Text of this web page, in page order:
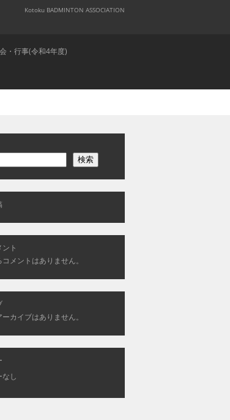
Kotoku BADMINTON ASSOCIATION
・行事(令和4年度)
検索
ト
メントはありません。
カイブはありません。
し